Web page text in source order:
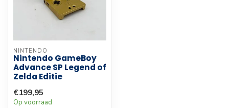
NINTENDO
Nintendo GameBoy
Advance SP Legend of
Zelda Editie
€199,95
Op voorraad